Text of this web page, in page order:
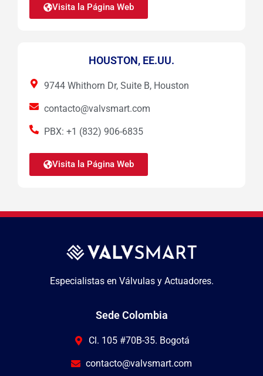
Visita la Página Web
HOUSTON, EE.UU.
9744 Whithorn Dr, Suite B, Houston
contacto@valvsmart.com
PBX: +1 (832) 906-6835
Visita la Página Web
Especialistas en Válvulas y Actuadores.
Sede Colombia
Cl. 105 #70B-35. Bogotá
contacto@valvsmart.com